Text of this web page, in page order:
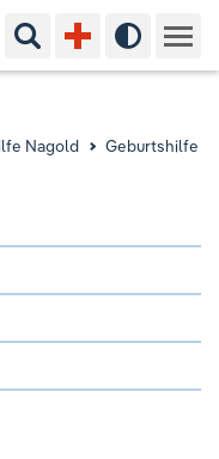
Suchbegriff eingeben
Hoher
Nagold
Geburtshilfe